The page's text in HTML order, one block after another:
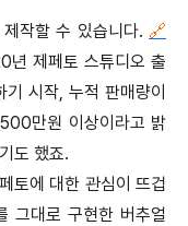
작할 수 있습니다. 🔗
년 제페토 스튜디오 출
시작, 누적 판매량이
만원 이상이라고 밝
도 했죠.
토에 대한 관심이 뜨겁
그대로 구현한 버추얼